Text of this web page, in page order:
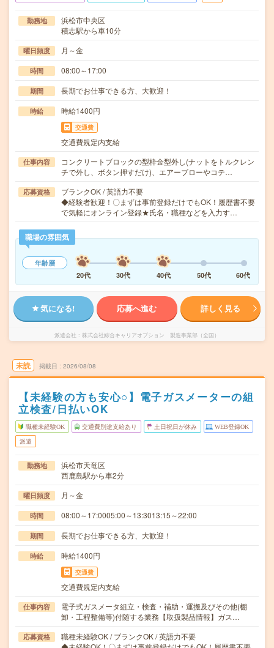
勤務地
浜松市中央区
積志駅から車10分
曜日頻度 月～金
時間 08:00～17:00
期間 長期でお仕事できる方、大歓迎！
時給 時給1400円
交通費
交通費規定内支給
仕事内容
コンクリートブロックの型枠金型外し(ナットをトルクレン
チで外し、ボタン押すだけ)、エアーブローやコテ…
応募資格
ブランクOK / 英語力不要
◆経験者歓迎！〇まずは事前登録だけでもOK！履歴書不要
で気軽にオンライン登録★氏名・職種などを入力す…
職場の雰囲気
年齢層
20代
30代 40代 50代 60代
気になる! 応募へ進む 詳しく見る
派遣会社 株式会社綜合キャリアオプション 製造事業部（全国）
未読 掲載日 2026/08/08
【未経験の方も安心○】電子ガスメーターの組
立検査/日払いOK
職種未経験OK 交通費別途支給あり 土日祝日が休み WEB登録OK
派遣
勤務地
浜松市天竜区
西鹿島駅から車2分
曜日頻度 月～金
時間 08:00～17:0005:00～13:3013:15～22:00
期間 長期でお仕事できる方、大歓迎！
時給 時給1400円
交通費
交通費規定内支給
仕事内容
電子式ガスメータ組立・検査・補助・運搬及びその他(棚
卸・工程整備等)付随する業務【取扱製品情報】ガス…
応募資格
職種未経験OK / ブランクOK / 英語力不要